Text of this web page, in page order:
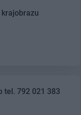
krajobrazu
tel. 792 021 383